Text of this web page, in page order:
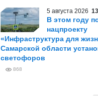
5 августа 2026
В этом году
нацпроекту
«Инфраструктура для
Самарской области
светофоров
868